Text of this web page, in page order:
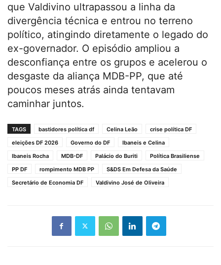
que Valdivino ultrapassou a linha da
divergência técnica e entrou no terreno
político, atingindo diretamente o legado do
ex-governador. O episódio ampliou a
desconfiança entre os grupos e acelerou o
desgaste da aliança MDB-PP, que até
poucos meses atrás ainda tentavam
caminhar juntos.
TAGS bastidores política df Celina Leão
crise política DF
eleições DF 2026
Governo do DF
Ibaneis e Celina
Ibaneis Rocha
MDB-DF Palácio do Buriti
Política Brasiliense
PP DF
rompimento MDB PP
S&DS Em Defesa da Saúde
Secretário de Economia DF
Valdivino José de Oliveira